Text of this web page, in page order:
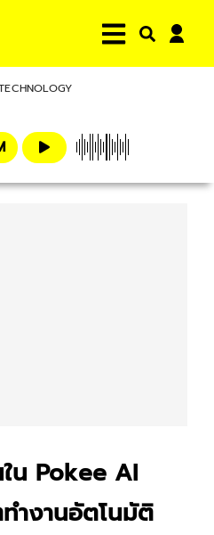
น Pokee AI
ำงานอัตโนมัติ